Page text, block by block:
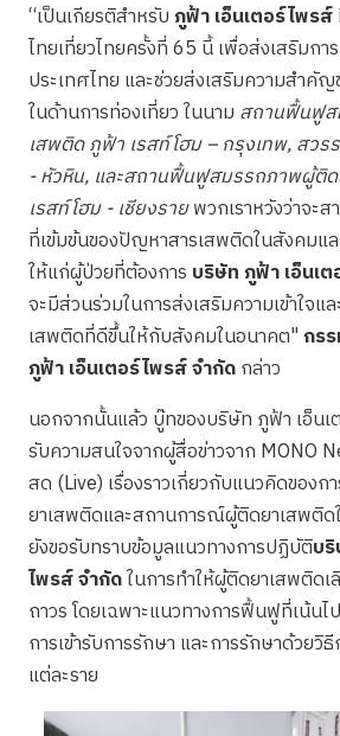
“เป็นเกียรติสำหรับภูฟ้า เอ็นเตอร์ไพรส์
ไทยเที่ยวไทยครั้งที่ 65 นี้ เพื่อส่งเสริมก
ประเทศไทย และช่วยส่งเสริมความสำ
ในด้านการท่องเที่ยว ในนาม สถานฟื้นฟู
เสพติด ภูฟ้า เรสท์โฮม – กรุงเทพ,สวร
- หัวหิน, และสถานฟื้นฟูสมรรถภาพผู้ติ
เรสท์โฮม - เชียงรายพวกเราหวังว่าจะส
ที่เข้มข้นของปัญหาสารเสพติดในสังคมแ
ให้แก่ผู้ป่วยที่ต้องการ บริษัท ภูฟ้า เอ็นเ
จะมีส่วนร่วมในการส่งเสริมความเข้าใจแ
เสพติดที่ดีขึ้นให้กับสังคมในอนาคต"กร
ภูฟ้า เอ็นเตอร์ไพรส์ จำกัดกล่าว
นอกจากนั้นแล้ว บู๊ทของบริษัท ภูฟ้า เอ็นเ
รับความสนใจจากผู้สื่อข่าวจาก MONO
สด (Live) เรื่องราวเกี่ยวกับแนวคิดของกา
ยาเสพติดและสถานการณ์ผู้ติดยาเสพติด
ยังขอรับทราบข้อมูลแนวทางการปฏิบัติบ
ไพรส์ จำกัดในการทำให้ผู้ติดยาเสพติด
ถาวร โดยเฉพาะแนวทางการฟื้นฟูที่เน้น
การเข้ารับการรักษา และการรักษาด้วยวิ
แต่ละราย